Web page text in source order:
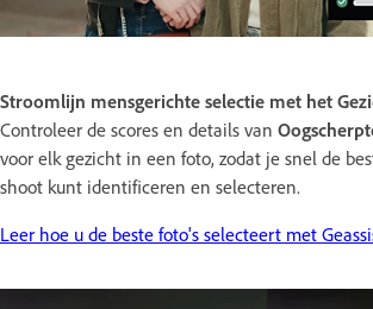
Stroomlijn mensgerichte selectie met het
Controleer de scores en details van
voor elk gezicht in een foto, zodat je snel de
shoot kunt identificeren en selecteren.
Leer hoe u de beste foto's selecteert met